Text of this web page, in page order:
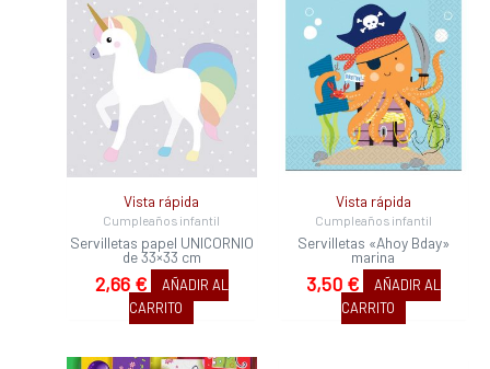
Vista rápida
Cumpleaños infantil
Servilletas papel UNICORNIO
de 33×33 cm
2,66 €
AÑADIR AL
CARRITO
Vista rápida
Cumpleaños infantil
Servilletas «Ahoy Bday»
marina
3,50 €
AÑADIR AL
CARRITO